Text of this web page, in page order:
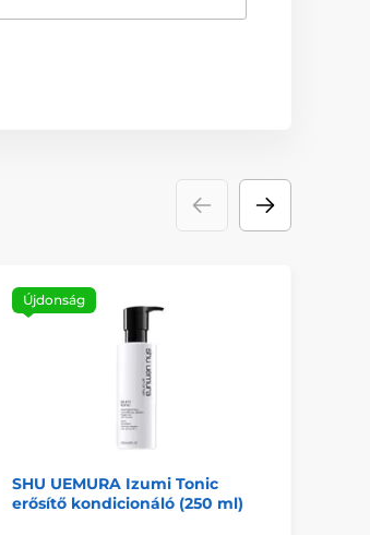
Újdonság
SHU UEMURA Izumi Tonic
erősítő kondicionáló (250 ml)